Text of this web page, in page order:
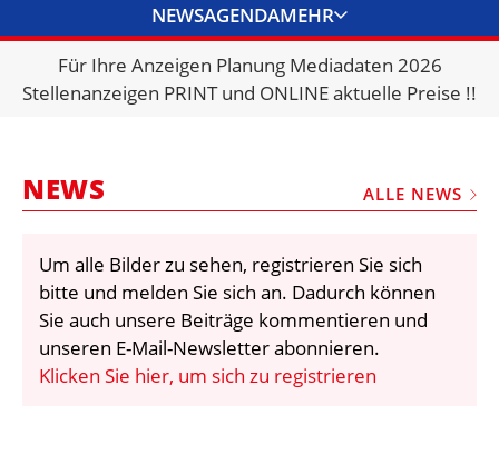
NEWSAGENDAMEHR
BRANCHENLINKS
VERMIETER
VIDEOS
BIBLIOTHEK
KRAN & BÜHNE
Für Ihre Anzeigen Planung Mediadaten 2026
Stellenanzeigen PRINT und ONLINE aktuelle Preise !!
NEWS ALLE NEWS
Um alle Bilder zu sehen, registrieren Sie sich
bitte und melden Sie sich an. Dadurch können
Sie auch unsere Beiträge kommentieren und
unseren E-Mail-Newsletter abonnieren.
Klicken Sie hier, um sich zu registrieren